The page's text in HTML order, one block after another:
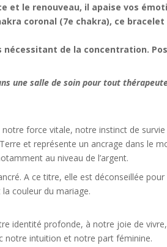
le renouveau, il apaise vos
coronal (7e chakra), ce
de la concentration.
une salle de soin pour tout
force vitale, notre instinct de
et représente un ancrage dans le
au niveau de l’argent.
A ce titre, elle est déconseillée
couleur du mariage.
identité profonde, à notre joie de
notre intuition et notre part féminine.